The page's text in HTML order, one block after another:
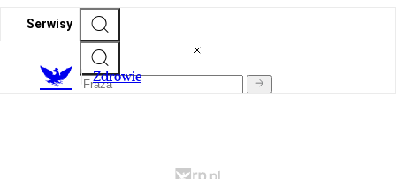
Serwisy
Zdrowie